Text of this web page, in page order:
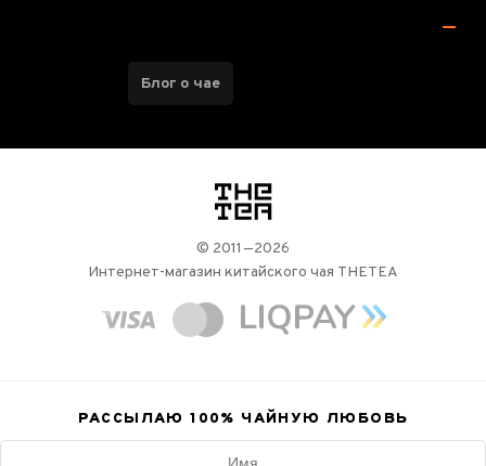
Блог о чае
логотип
© 2011—2026
Интернет-магазин китайского чая THETEA
РАССЫЛАЮ 100% ЧАЙНУЮ ЛЮБОВЬ